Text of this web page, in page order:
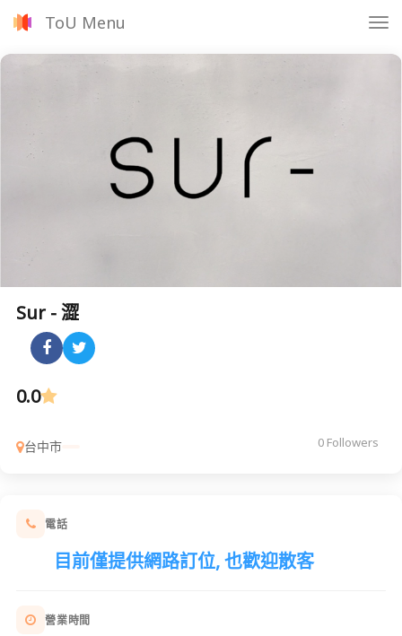
ToU Menu
Sur - 澀
0.0
台中市 0 Followers
電話
目前僅提供網路訂位, 也歡迎散客
營業時間